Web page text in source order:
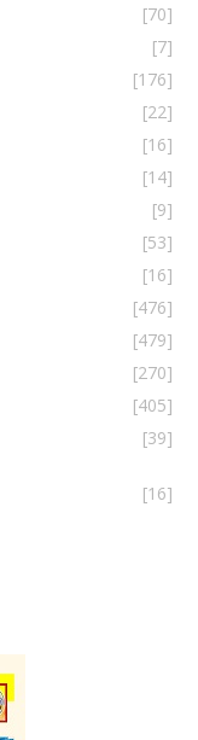
[70]
[7]
[176]
[22]
[16]
[14]
[9]
[53]
[16]
[476]
[479]
[270]
[405]
[39]
[16]